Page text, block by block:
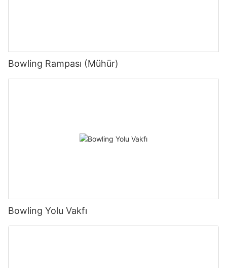
Bowling Rampası (Mühür)
Bowling Yolu Vakfı